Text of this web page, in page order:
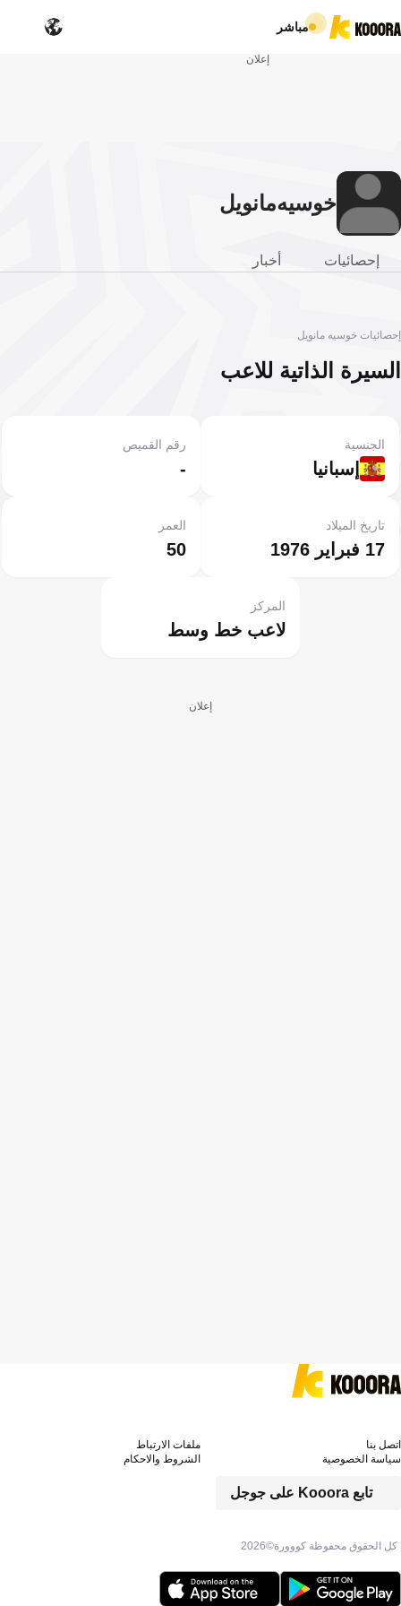
مباشر
إعلان
خوسيهمانويل
إحصائيات أخبار
إحصائيات خوسيه مانويل
السيرة الذاتية للاعب
إسبانيا
الجنسية
-
رقم القميص
17 فبراير 1976
تاريخ الميلاد
50
العمر
لاعب خط وسط
المركز
إعلان
كل الحقوق محفوظة كووورة©2026
تابع Kooora على جوجل
اتصل بنا
ملفات الارتباط
سياسة الخصوصية
الشروط والاحكام